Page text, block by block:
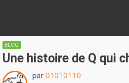
BLOG
Une histoire de Q qui
par 01010110